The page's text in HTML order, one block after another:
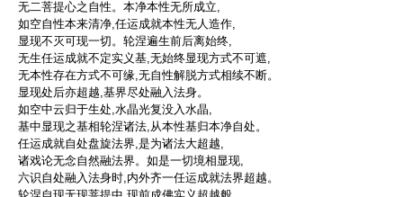
无二菩提心之自性。本净本性无所成立,
如空自性本来清净,任运成就本性无人造作,
显现不灭可现一切。轮涅遍生前后离始终,
无生任运成就不定实义基,无始终显现方式不可遮,
无本性存在方式不可缘,无自性解脱方式相续不断。
显现处后亦超越,基界尽处融入法身。
如空中云归于生处,水晶光复没入水晶,
基中显现之基相轮涅诸法,从本性基归本净自处。
任运成就自处盘旋法界,是为诸法大超越,
诸戏论无念自然融法界。如是一切境相显现,
六识自处融入法身时,内外齐一任运成就法界超越。